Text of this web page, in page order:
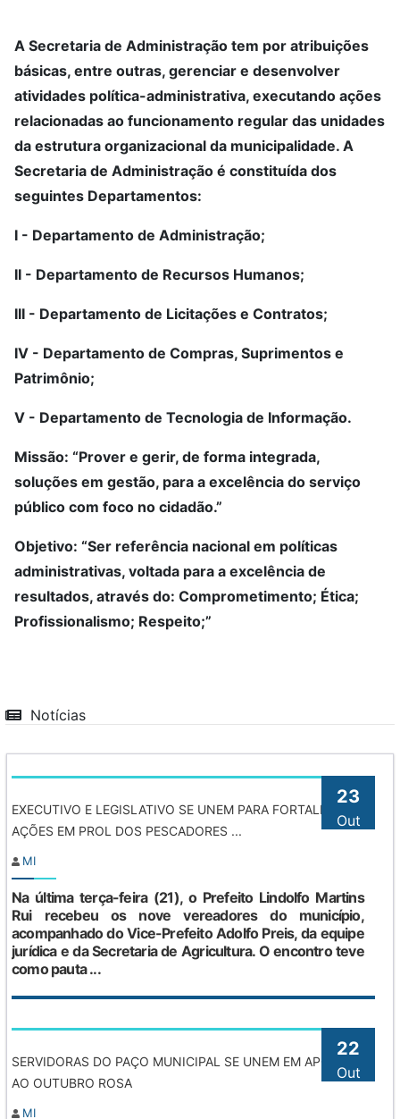
A Secretaria de Administração tem por atribuições
básicas, entre outras, gerenciar e desenvolver
atividades política-administrativa, executando ações
relacionadas ao funcionamento regular das unidades
da estrutura organizacional da municipalidade. A
Secretaria de Administração é constituída dos
seguintes Departamentos:
I - Departamento de Administração;
II - Departamento de Recursos Humanos;
III - Departamento de Licitações e Contratos;
IV - Departamento de Compras, Suprimentos e
Patrimônio;
V - Departamento de Tecnologia de Informação.
Missão: “Prover e gerir, de forma integrada,
soluções em gestão, para a excelência do serviço
público com foco no cidadão.”
Objetivo: “Ser referência nacional em políticas
administrativas, voltada para a excelência de
resultados, através do: Comprometimento; Ética;
Profissionalismo; Respeito;”
Notícias
23
Out
EXECUTIVO E LEGISLATIVO SE UNEM PARA FORTALECER
AÇÕES EM PROL DOS PESCADORES ...
MI
Na última terça-feira (21), o Prefeito Lindolfo Martins
Rui recebeu os nove vereadores do município,
acompanhado do Vice-Prefeito Adolfo Preis, da equipe
jurídica e da Secretaria de Agricultura. O encontro teve
como pauta ...
22
Out
SERVIDORAS DO PAÇO MUNICIPAL SE UNEM EM APOIO
AO OUTUBRO ROSA
MI